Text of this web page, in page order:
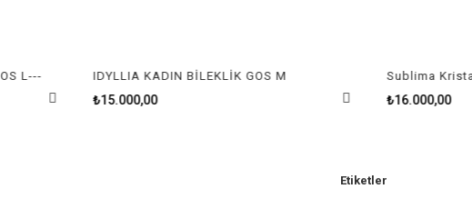
L--- IDYLLIA KADIN BİLEKLİK GOS M
₺15.000,00 ₺16.000,00
Etiketler